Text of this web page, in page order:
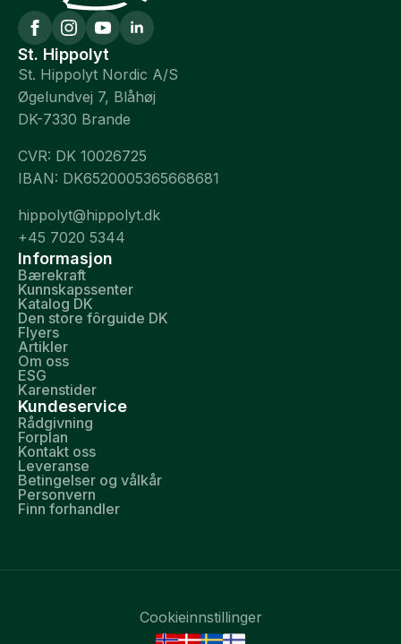
St. Hippolyt
St. Hippolyt Nordic A/S
Øgelundvej 7, Blåhøj
DK-7330 Brande
CVR: DK 10026725
IBAN: DK6520005365668681
hippolyt@hippolyt.dk
+45 7020 5344
Informasjon
Bærekraft
Kunnskapssenter
Katalog DK
Den store fôrguide DK
Flyers
Artikler
Om oss
ESG
Karenstider
Kundeservice
Rådgivning
Forplan
Kontakt oss
Leveranse
Betingelser og vålkår
Personvern
Finn forhandler
Cookieinnstillinger